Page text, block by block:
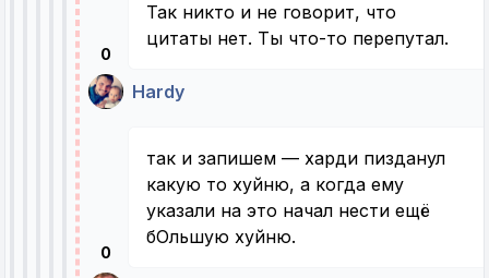
0
Так никто и не говорит, что
цитаты нет. Ты что-то перепутал.
Hardy
0
так и запишем — харди пизданул
какую то хуйню, а когда ему
указали на это начал нести ещё
бОльшую хуйню.